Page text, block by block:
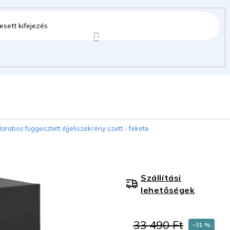
függesztett éjjeliszekrény szett - fekete
33 490 Ft –31 %
Szállítási
lehetőségek